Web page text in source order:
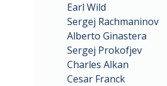
Earl Wild
Sergej Rachmaninov
Alberto Ginastera
Sergej Prokofjev
Charles Alkan
Cesar Franck